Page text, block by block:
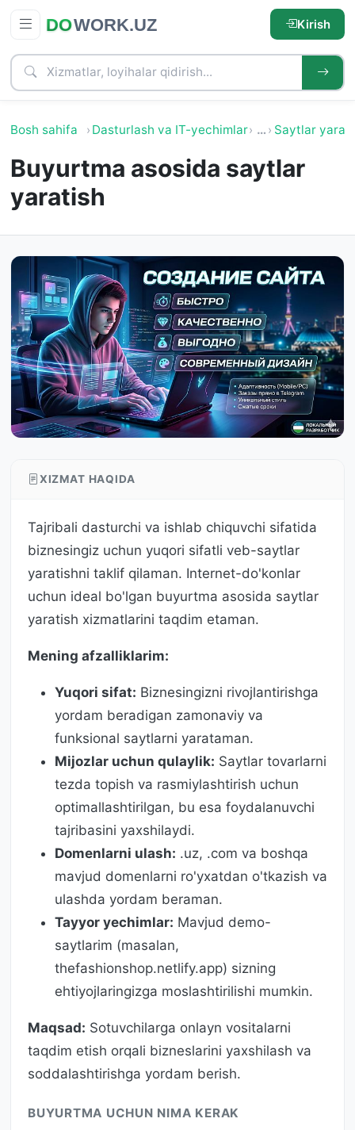
Kirish
Bosh sahifa Dasturlash va IT-yechimlar … Saytlar
Buyurtma asosida saytlar
yaratish
XIZMAT HAQIDA
Tajribali dasturchi va ishlab chiquvchi sifatida
biznesingiz uchun yuqori sifatli veb-saytlar
yaratishni taklif qilaman. Internet-do'konlar
uchun ideal bo'lgan buyurtma asosida saytlar
yaratish xizmatlarini taqdim etaman.
Mening afzalliklarim:
Yuqori sifat: Biznesingizni rivojlantirishga
yordam beradigan zamonaviy va
funksional saytlarni yarataman.
Mijozlar uchun qulaylik: Saytlar tovarlarni
tezda topish va rasmiylashtirish uchun
optimallashtirilgan, bu esa foydalanuvchi
tajribasini yaxshilaydi.
Domenlarni ulash: .uz, .com va boshqa
mavjud domenlarni ro'yxatdan o'tkazish va
ulashda yordam beraman.
Tayyor yechimlar: Mavjud demo-
saytlarim (masalan,
thefashionshop.netlify.app) sizning
ehtiyojlaringizga moslashtirilishi mumkin.
Maqsad: Sotuvchilarga onlayn vositalarni
taqdim etish orqali bizneslarini yaxshilash va
soddalashtirishga yordam berish.
BUYURTMA UCHUN NIMA KERAK